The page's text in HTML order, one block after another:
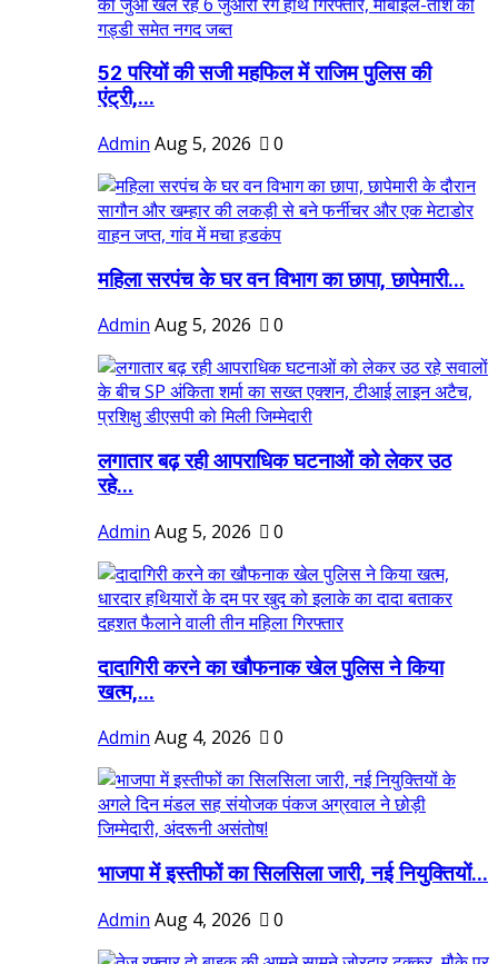
52 परियों की सजी महफिल में राजिम पुलिस की
एंट्री,...
Admin Aug 5, 2026 0
महिला सरपंच के घर वन विभाग का छापा, छापेमारी...
Admin Aug 5, 2026 0
लगातार बढ़ रही आपराधिक घटनाओं को लेकर उठ
रहे...
Admin Aug 5, 2026 0
दादागिरी करने का खौफनाक खेल पुलिस ने किया
खत्म,...
Admin Aug 4, 2026 0
भाजपा में इस्तीफों का सिलसिला जारी, नई नियुक्तियों...
Admin Aug 4, 2026 0